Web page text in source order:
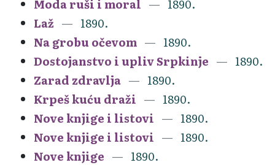
Moda ruši i moral
1890.
Laž
1890.
Na grobu očevom
1890.
Dostojanstvo i upliv Srpkinje
1890.
Zarad zdravlja
1890.
Krpeš kuću draži
1890.
Nove knjige i listovi
1890.
Nove knjige i listovi
1890.
Nove knjige
1890.